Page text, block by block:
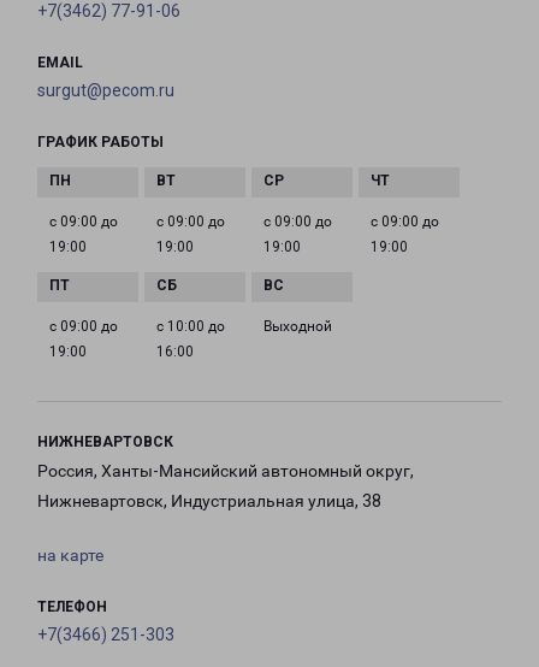
+7(3462) 77-91-06
EMAIL
surgut@pecom.ru
ГРАФИК РАБОТЫ
с 09:00 до
19:00
с 09:00 до
19:00
с 09:00 до
19:00
с 09:00 до
19:00
с 09:00 до
19:00
с 10:00 до
16:00
Выходной
НИЖНЕВАРТОВСК
Россия, Ханты-Мансийский автономный округ,
Нижневартовск, Индустриальная улица, 38
на карте
ТЕЛЕФОН
+7(3466) 251-303